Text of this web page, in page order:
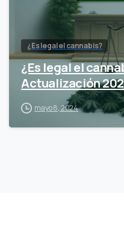
¿Es legal el cannabis?
¿Es legal el
Actualización
mayo 8, 2024